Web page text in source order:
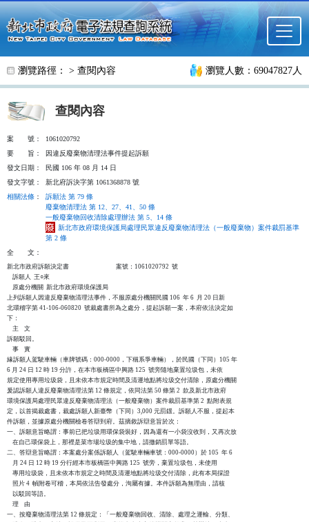
跳至主要內容
瀏覽路徑： > 查閱內容 瀏覽人數：69047827人
查閱內容
案 號：
1061020792
要
旨：
因違反廢棄物清理法事件提起訴願
發文日期：
民國 106 年 08 月 14 日
發文字號：
新北府訴決字第 1061368878 號
相關法條 ：
訴願法 第 79 條
廢棄物清理法 第 12、27、41、50 條
一般廢棄物回收清除處理辦法 第 5、14 條
新北市政府環境保護局處理民眾違反廢棄物清理法（一般廢棄物）案件裁罰基準
第 2 條
全
文：
新北市政府訴願決定書                                  案號：1061020792  號
    訴願人  王○來
    原處分機關  新北市政府環境保護局
上列訴願人因違反廢棄物清理法事件，不服原處分機關民國 106  年 6  月 20 日新
北環稽字第 41-106-060820  號裁處書所為之處分，提起訴願一案，本府依法決定如
下：
    主    文
訴願駁回。
    事    實
緣訴願人駕駛車輛（車牌號碼：000-0000，下稱系爭車輛），於民國（下同）105 年
6 月 24 日 12 時 19 分許，在本市板橋區中興路 125  號旁隨地棄置垃圾包，未依
規定使用專用垃圾袋，且未依本市規定時間及清運地點將垃圾交付清除，原處分機關
爰認訴願人違反廢棄物清理法第 12 條規定，依同法第 50 條第 2  款及新北市政府
環境保護局處理民眾違反廢棄物清理法（一般廢棄物）案件裁罰基準第 2  點附表規
定，以首揭裁處書，裁處訴願人新臺幣（下同）3,000 元罰鍰。訴願人不服，提起本
件訴願，並據原處分機關檢卷答辯到府。茲摘敘訴辯意旨於次：
一、訴願意旨略謂：事前已把垃圾用環保袋裝好，因為還有一小袋沒收到，又再次放
    在自己環保袋上，那裡是菜市場垃圾的集中地，請撤銷罰單等語。
二、答辯意旨略謂：本案處分案係訴願人（駕駛車輛車號：000-0000）於 105  年 6
    月 24 日 12 時 19 分行經本市板橋區中興路 125  號旁，棄置垃圾包，未使用
    專用垃圾袋，且未依本市規定之時間及清運地點將垃圾交付清除，此有本局採證
    照片 4  幀附卷可稽，本局依法告發處分，洵屬有據。本件訴願為無理由，請核
    以駁回等語。
    理    由
一、按廢棄物清理法第 12 條規定：「一般廢棄物回收、清除、處理之運輸、分類、